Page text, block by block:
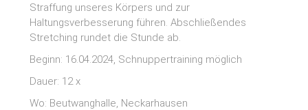
Straffung unseres Körpers und zur
Haltungsverbesserung führen. Abschließendes
Stretching rundet die Stunde ab.
Beginn: 16.04.2024, Schnuppertraining möglich
Dauer: 12 x
Wo: Beutwanghalle, Neckarhausen